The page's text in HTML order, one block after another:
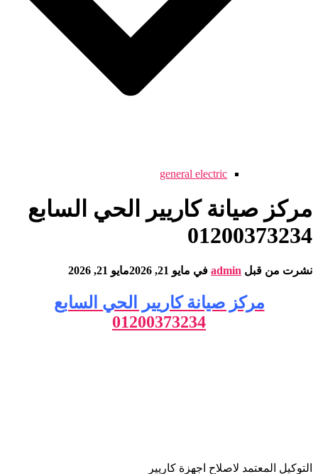
general electric
مركز صيانة كاريير الحي السابع
01200373234
نشرت من قبل admin في مايو 21, 2026 مايو 21, 2026
مركز صيانة كاريير الحي السابع
01200373234
التوكيل المعتمد لاصلاح اجهزة كاريير